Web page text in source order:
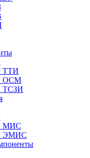
ТТИ
ОСМ
ТСЗИ
МИС
ЭМИС